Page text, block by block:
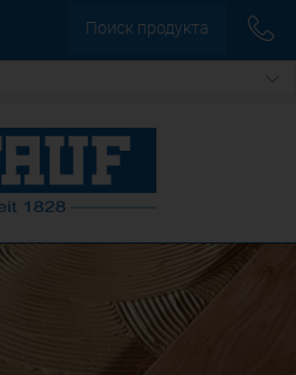
Поиск продукта